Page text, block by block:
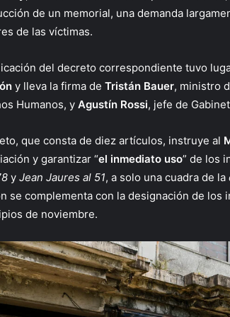
de un memorial, una demanda
de las víctimas.
del decreto correspondiente tuvo
y lleva la firma de Tristán Bauer, ministro
Humanos, y Agustín Rossi, jefe de
que consta de diez artículos, instruye al
y garantizar “el inmediato uso” de los
y Jean Jaures al 51, a solo una cuadra de la
se complementa con la designación de los
de noviembre.